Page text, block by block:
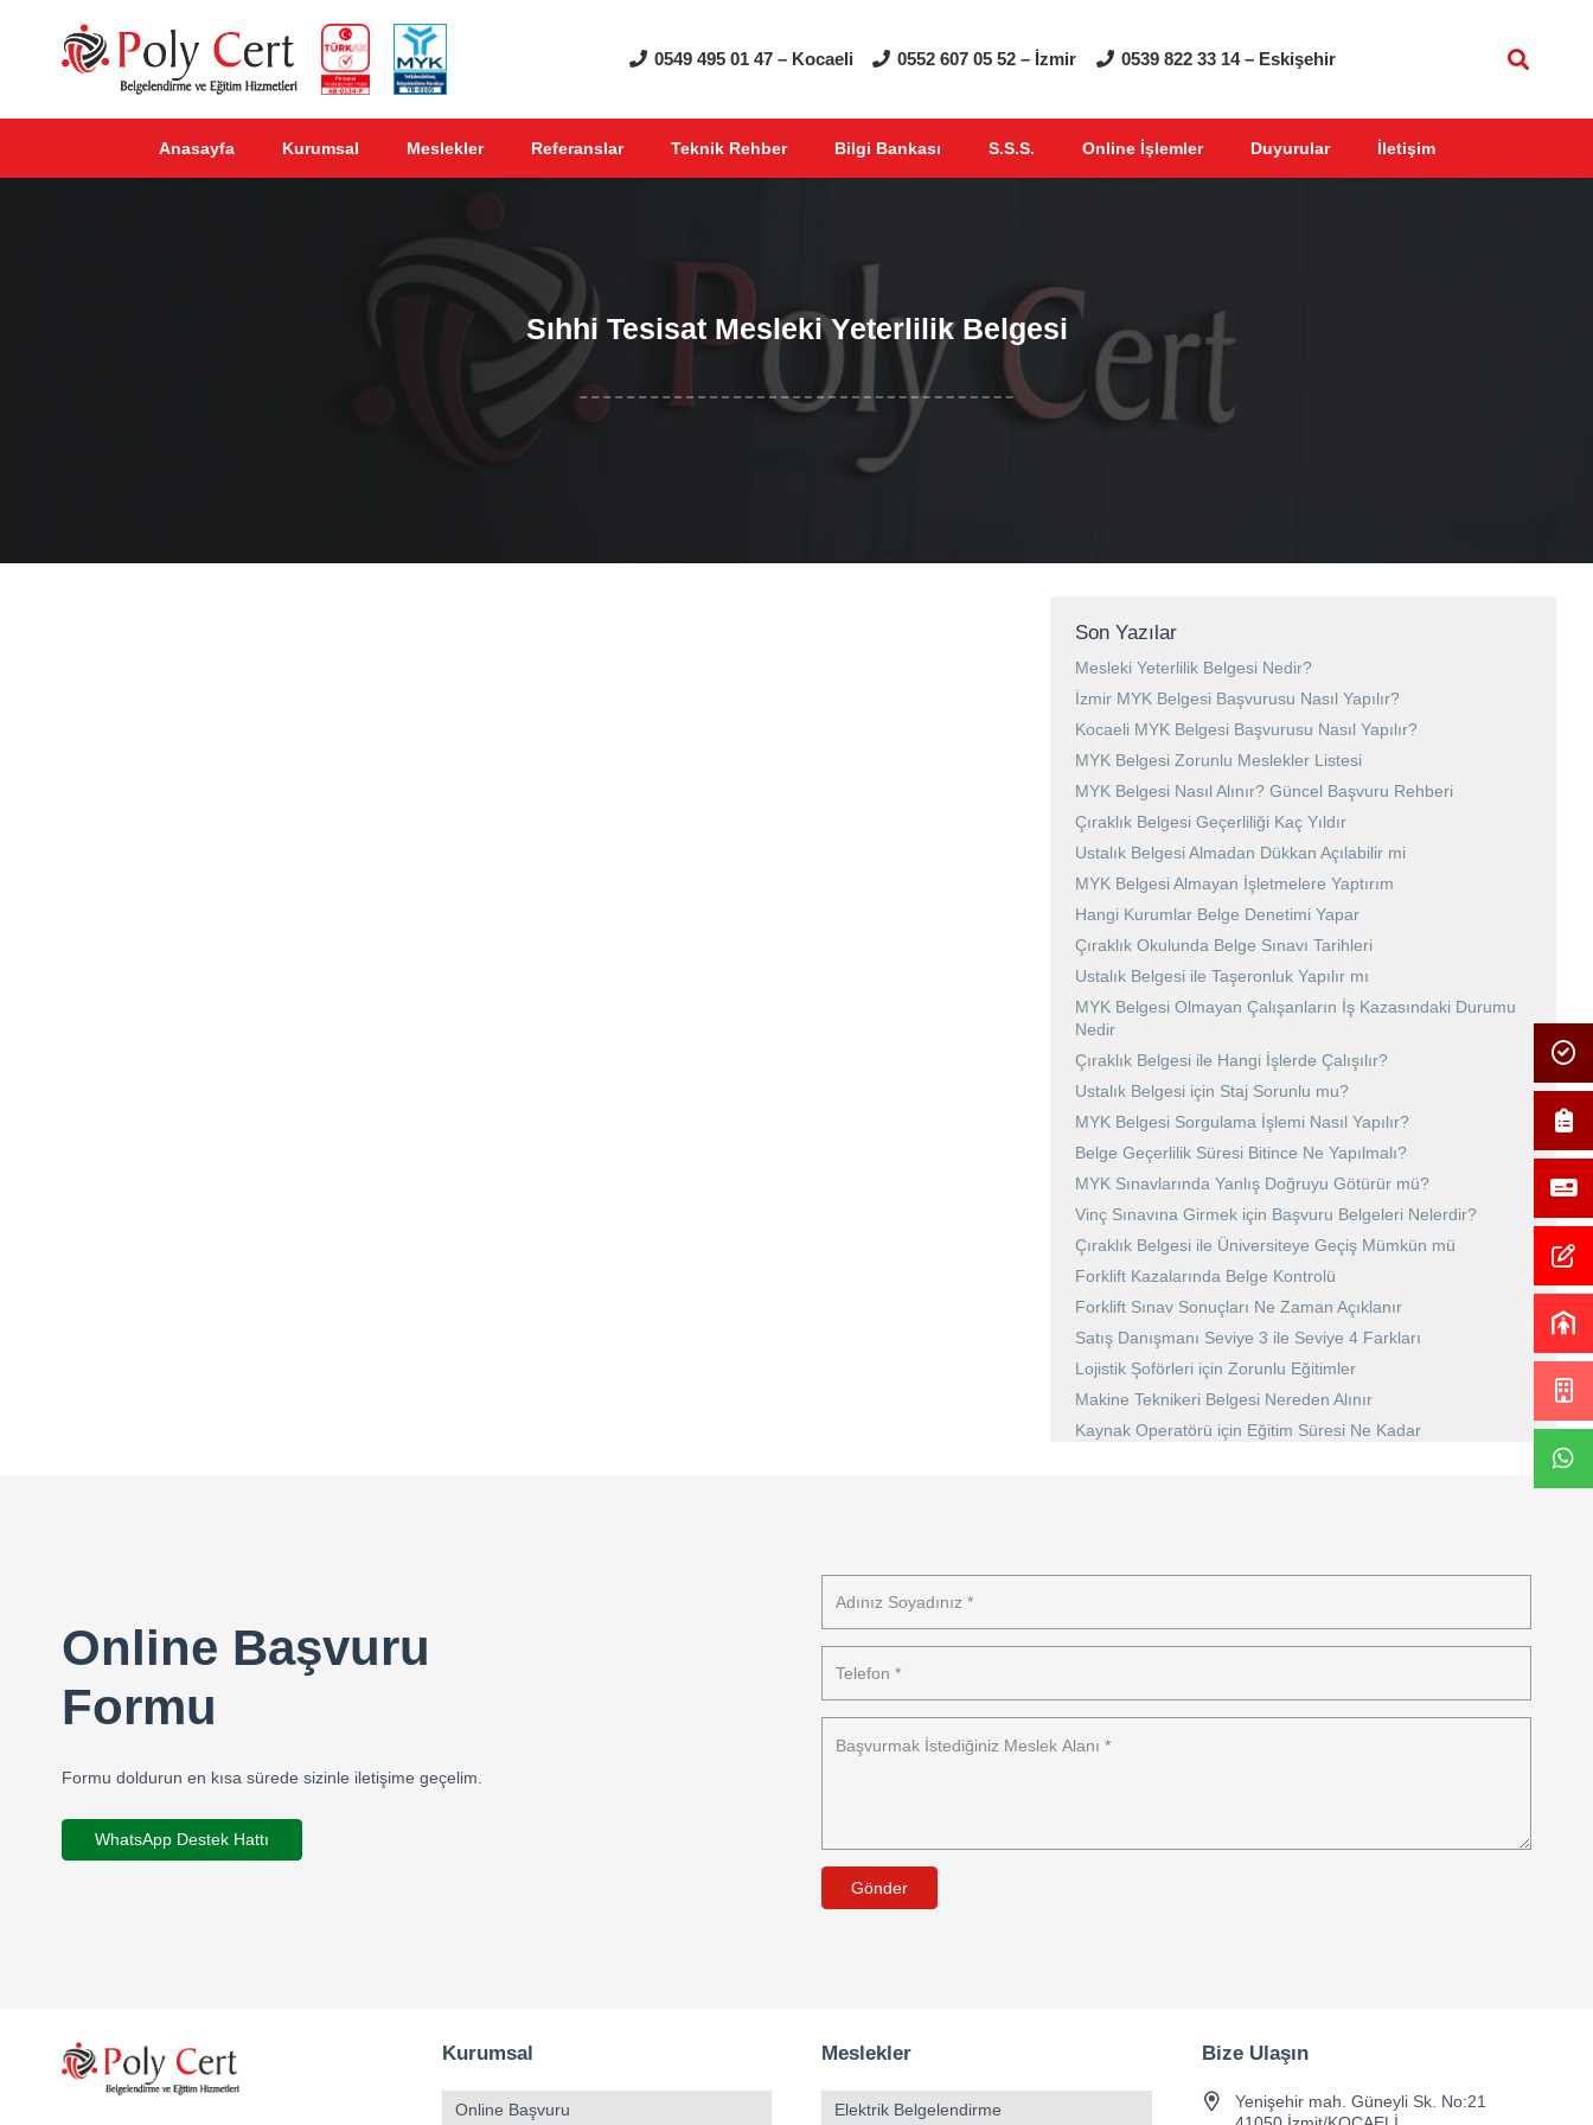
0549 495 01 47 – Kocaeli 0552 607 05 52 – İzmir 0539 822 33 14 – Eskişehir
Anasayfa Kurumsal Meslekler Referanslar Teknik Rehber Bilgi Bankası S.S.S. Online İşlemler Duyurular İletişim
Sıhhi Tesisat Mesleki Yeterlilik Belgesi
Son Yazılar
Mesleki Yeterlilik Belgesi Nedir?
İzmir MYK Belgesi Başvurusu Nasıl Yapılır?
Kocaeli MYK Belgesi Başvurusu Nasıl Yapılır?
MYK Belgesi Zorunlu Meslekler Listesi
MYK Belgesi Nasıl Alınır? Güncel Başvuru Rehberi
Çıraklık Belgesi Geçerliliği Kaç Yıldır
Ustalık Belgesi Almadan Dükkan Açılabilir mi
MYK Belgesi Almayan İşletmelere Yaptırım
Hangi Kurumlar Belge Denetimi Yapar
Çıraklık Okulunda Belge Sınavı Tarihleri
Ustalık Belgesi ile Taşeronluk Yapılır mı
MYK Belgesi Olmayan Çalışanların İş Kazasındaki Durumu
Nedir
Çıraklık Belgesi ile Hangi İşlerde Çalışılır?
Ustalık Belgesi için Staj Sorunlu mu?
MYK Belgesi Sorgulama İşlemi Nasıl Yapılır?
Belge Geçerlilik Süresi Bitince Ne Yapılmalı?
MYK Sınavlarında Yanlış Doğruyu Götürür mü?
Vinç Sınavına Girmek için Başvuru Belgeleri Nelerdir?
Çıraklık Belgesi ile Üniversiteye Geçiş Mümkün mü
Forklift Kazalarında Belge Kontrolü
Forklift Sınav Sonuçları Ne Zaman Açıklanır
Satış Danışmanı Seviye 3 ile Seviye 4 Farkları
Lojistik Şoförleri için Zorunlu Eğitimler
Makine Teknikeri Belgesi Nereden Alınır
Kaynak Operatörü için Eğitim Süresi Ne Kadar
Online Başvuru
Formu
Formu doldurun en kısa sürede sizinle iletişime geçelim.
WhatsApp Destek Hattı
Gönder
Kurumsal
Online Başvuru
Meslekler
Elektrik Belgelendirme
Bize Ulaşın
Yenişehir mah. Güneyli Sk. No:21